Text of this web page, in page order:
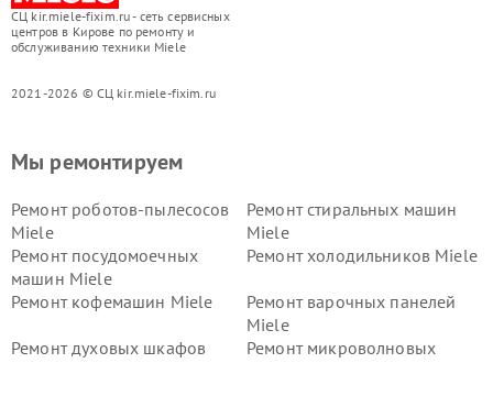
СЦ kir.miele-fixim.ru - сеть сервисных
центров в Кирове по ремонту и
обслуживанию техники Miele
2021-2026 © СЦ kir.miele-fixim.ru
Мы ремонтируем
Ремонт роботов-пылесосов
Miele
Ремонт стиральных машин
Miele
Ремонт посудомоечных
машин Miele
Ремонт холодильников Miele
Ремонт кофемашин Miele
Ремонт варочных панелей
Miele
Ремонт духовых шкафов
Ремонт микроволновых